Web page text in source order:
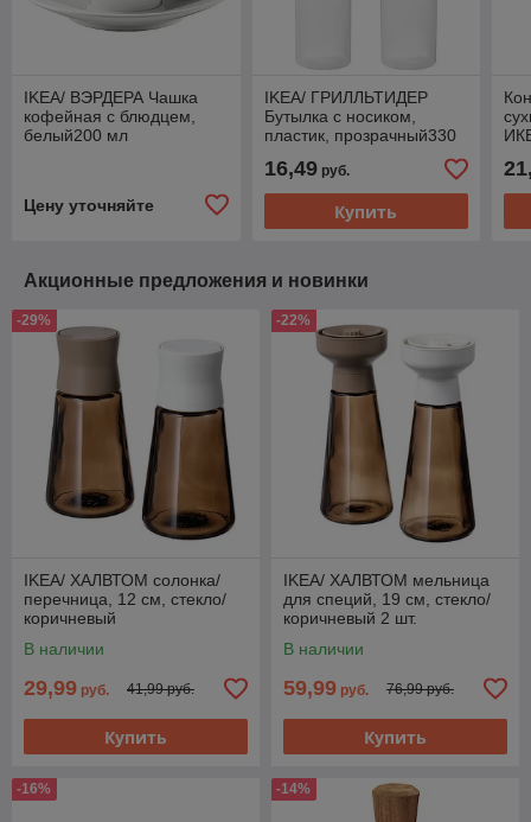
IKEA/ ВЭРДЕРА Чашка
кофейная с блюдцем,
белый200 мл
Цену уточняйте
IKEA/ ГРИЛЛЬТИДЕР
Бутылка с носиком,
пластик, прозрачный330
16,49руб.
Купить
Акционные предложения и новинки
-29%
IKEA/ ХАЛВТОМ солонка/
перечница, 12 см, стекло/
коричневый
В наличии
29,99 руб. 41,99 руб.
Купить
-22%
IKEA/ ХАЛВТОМ мельница
для специй, 19 см, стекло/
коричневый 2 шт.
В наличии
59,99 руб. 76,99 руб.
Купить
-16% -14%